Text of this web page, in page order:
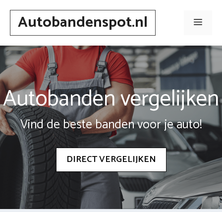
Spring
inhoudAutobandenspot.nl Menu
Autobanden vergelijken
Vind de beste banden voor je auto!
DIRECT VERGELIJKEN